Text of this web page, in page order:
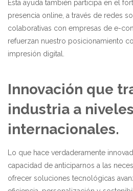
Esta ayuda también participa en el
presencia online, a través de redes
colaborativas con empresas de e-
refuerzan nuestro posicionamiento
impresión digital.
Innovación que
industria a niveles
internacionales.
Lo que hace verdaderamente
capacidad de anticiparnos a las
ofrecer soluciones tecnológicas